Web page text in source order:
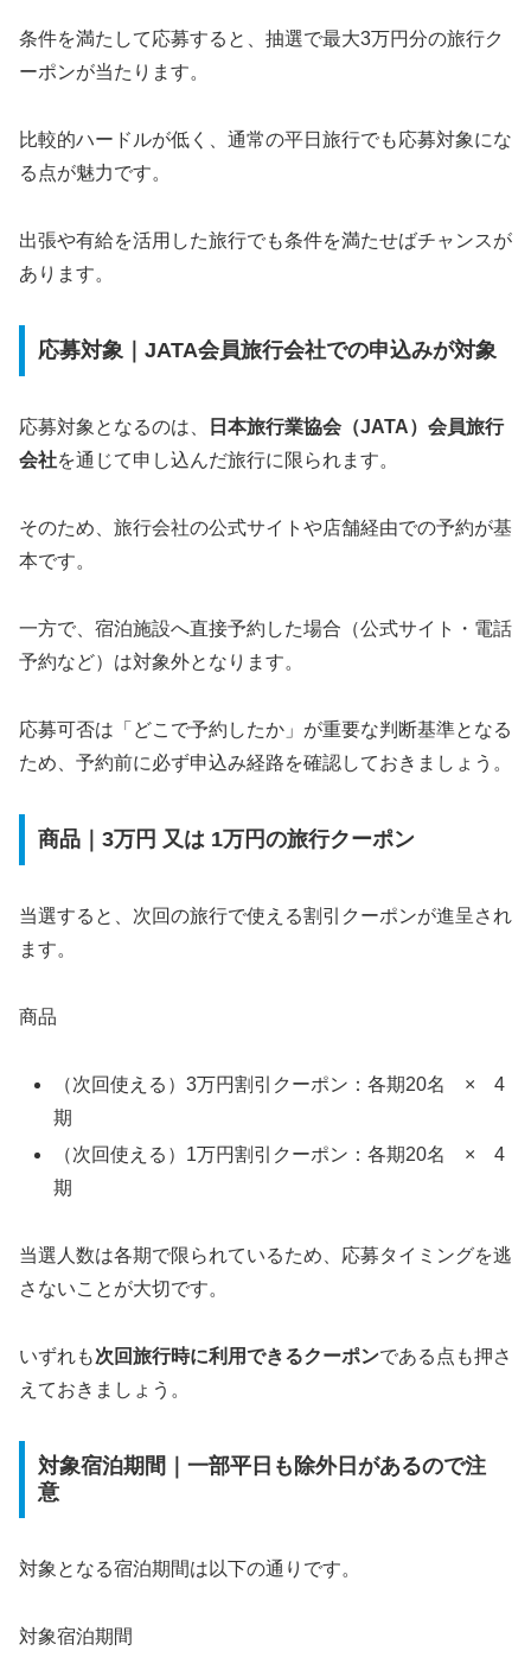
条件を満たして応募すると、抽選で最大3万円分の旅行ク
ーポンが当たります。
比較的ハードルが低く、通常の平日旅行でも応募対象にな
る点が魅力です。
出張や有給を活用した旅行でも条件を満たせばチャンスが
あります。
応募対象｜JATA会員旅行会社での申込みが対象
応募対象となるのは、
日本旅行業協会（JATA）会員旅行
会社を通じて申し込んだ旅行に限られます。
そのため、旅行会社の公式サイトや店舗経由での予約が基
本です。
一方で、宿泊施設へ直接予約した場合（公式サイト・電話
予約など）は対象外となります。
応募可否は「どこで予約したか」が重要な判断基準となる
ため、予約前に必ず申込み経路を確認しておきましょう。
商品｜3万円 又は 1万円の旅行クーポン
当選すると、次回の旅行で使える割引クーポンが進呈され
ます。
商品
（次回使える）3万円割引クーポン：各期20名 × 4
期
（次回使える）1万円割引クーポン：各期20名 × 4
期
当選人数は各期で限られているため、応募タイミングを逃
さないことが大切です。
いずれも次回旅行時に利用できるクーポンである点も押さ
えておきましょう。
対象宿泊期間｜一部平日も除外日があるので注
意
対象となる宿泊期間は以下の通りです。
対象宿泊期間